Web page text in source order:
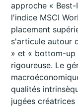
approche «
l'indice MSCI
placement
s'articule autour
» et « bottom-up
rigoureuse. Le
qualités
jugées créatrices